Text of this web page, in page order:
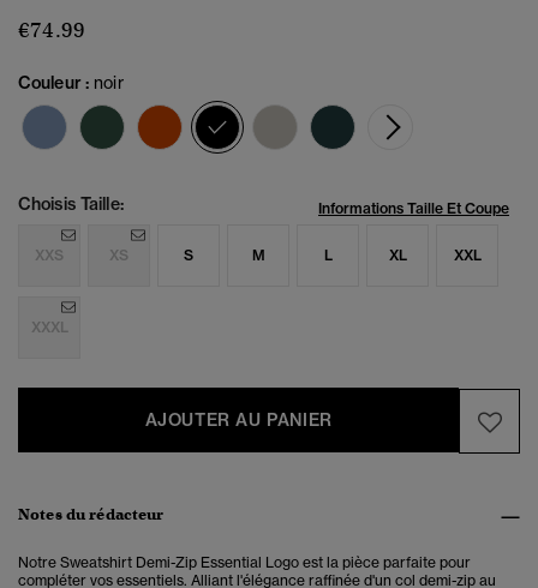
€74.99
Couleur : noir
sélectionné
Choisis Taille: Informations Taille Et Coupe
XXS XS S M L XL XXL
XXXL
AJOUTER AU PANIER
Notes du rédacteur
Notre Sweatshirt Demi-Zip Essential Logo est la pièce parfaite pour
compléter vos essentiels. Alliant l'élégance raffinée d'un col demi-zip au